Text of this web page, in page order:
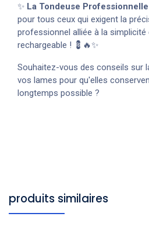
✨ La Tondeuse Professionnelle
pour tous ceux qui exigent la
professionnel alliée à la
rechargeable ! 💈🔥✨
Souhaitez-vous des conseils sur
vos lames pour qu'elles
longtemps possible ?
produits similaires